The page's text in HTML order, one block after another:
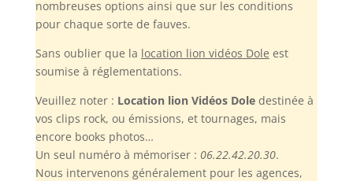
nombreuses options ainsi que sur les conditions
pour chaque sorte de fauves.
Sans oublierque la location lion vidéos Dole est
soumise à réglementations.
Veuillez noter : Location lion Vidéos Doledestinée à
vos clips rock, ou émissions, et tournages, mais
encore books photos…
Un seul numéro à mémoriser : 06.22.42.20.30.
Nous intervenons généralement pour les agences,